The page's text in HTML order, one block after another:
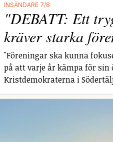
INSÄNDARE 7/8
"DEBATT: Ett
kräver starka
"Föreningar ska kunna
på att varje år kämpa för sin
Kristdemokraterna i